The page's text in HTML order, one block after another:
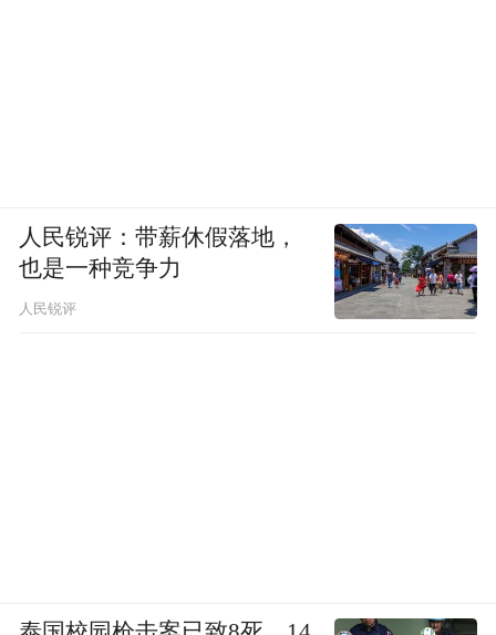
人民锐评：带薪休假落地，
也是一种竞争力
人民锐评